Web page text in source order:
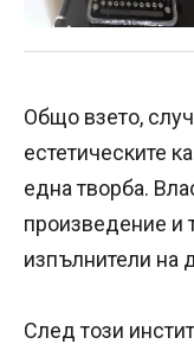
Общо взето,
естетическите
една творба.
произведение и
изпълнители на
След този